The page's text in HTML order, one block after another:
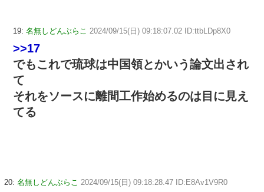
19: 名無しどんぶらこ 2024/09/15(日) 09:18:07.02 ID:ttbLDp8X0
>>17
でもこれで琉球は中国領とかいう論文出され
て
それをソースに離間工作始めるのは目に見え
てる
20: 名無しどんぶらこ 2024/09/15(日) 09:18:28.47 ID:E8Av1V9R0